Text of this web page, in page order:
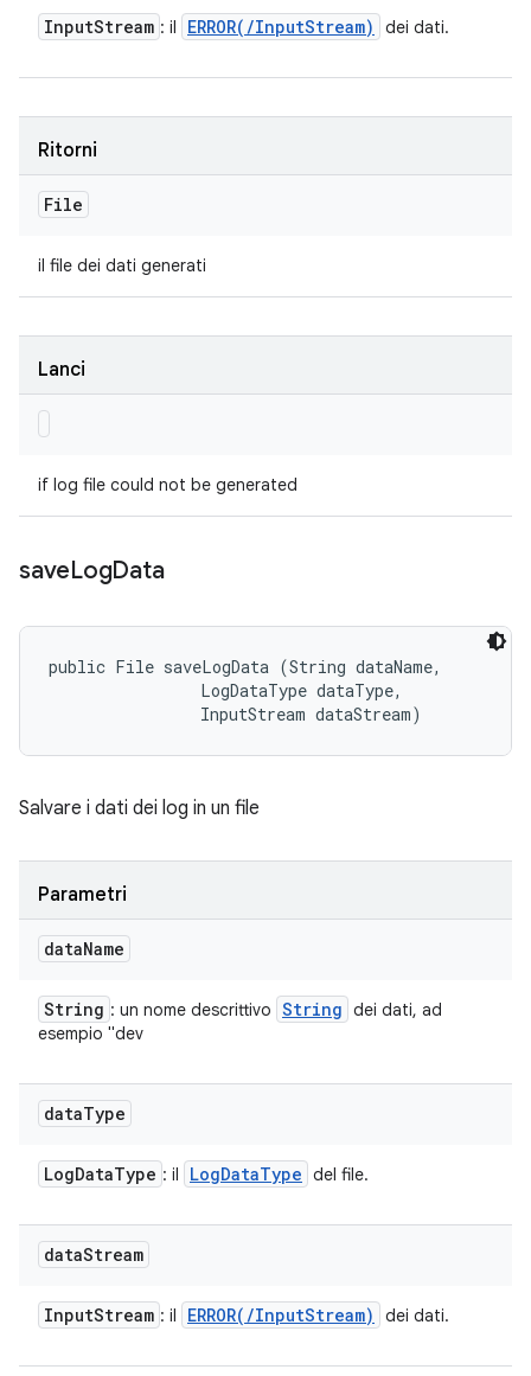
InputStream : il ERROR( /InputStream) dei dati.
Ritorni
File
il file dei dati generati
Lanci
if log file could not be generated
saveLogData
public File saveLogData (String dataName,
                LogDataType dataType,
                InputStream dataStream)
Salvare i dati dei log in un file
Parametri
dataName
String : un nome descrittivo String dei dati, ad
esempio "dev
dataType
LogDataType : il LogDataType del file.
dataStream
InputStream : il ERROR( /InputStream) dei dati.